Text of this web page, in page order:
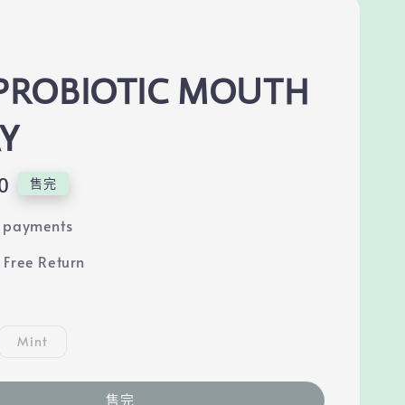
MOUTH
售完
payments
Return
Mint
售完